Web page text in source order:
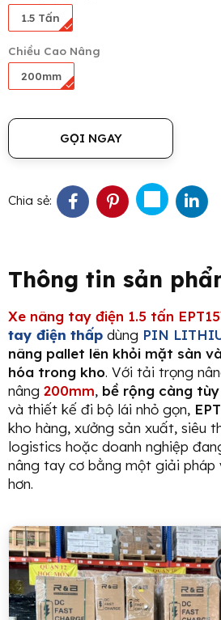
1.5 Tấn
Chiều Cao Nâng
200mm
GỌI NGAY
Chia sẻ:
Thông tin sản
Xe nâng tay điện 1.5 tấn
tay điện thấp dùng PIN
nâng pallet lên khỏi mặt sàn
hóa trong kho. Với tải trọng
nâng 200mm, bề rộng càng
và thiết kế đi bộ lái nhỏ gọn,
kho hàng, xưởng sản xuất, siêu
logistics hoặc doanh nghiệp
nâng tay cơ bằng một giải pháp
hơn.